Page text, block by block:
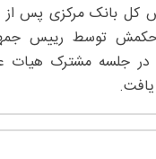
کل بانک مرکزی پس از
توسط رییس
در جلسه مشترک